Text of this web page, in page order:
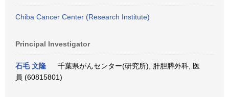
Chiba Cancer Center (Research Institute)
Principal Investigator
石毛 文隆
千葉県がんセンター(研究所), 肝胆膵外科, 医
員 (60815801)